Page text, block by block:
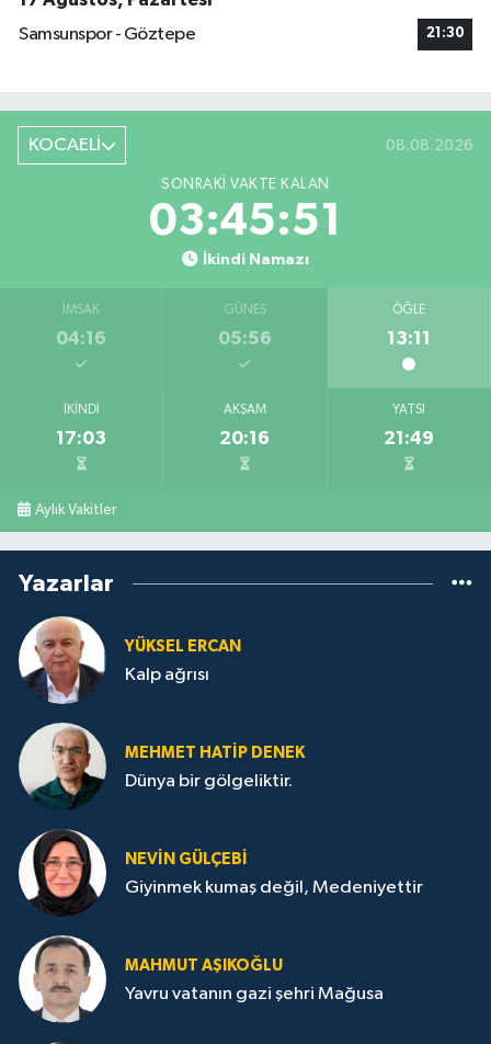
Samsunspor - Göztepe
21:30
KOCAELİ 08.08.2026
SONRAKI VAKTE KALAN
03:45:50
İkindi Namazı
İMSAK
04:16
GÜNEŞ
05:56
ÖĞLE
13:11
İKINDI
17:03
AKŞAM
20:16
YATSI
21:49
Aylık Vakitler
Yazarlar
YÜKSEL ERCAN
Kalp ağrısı
MEHMET HATİP DENEK
Dünya bir gölgeliktir.
NEVİN GÜLÇEBİ
Giyinmek kumaş değil, Medeniyettir
MAHMUT AŞIKOĞLU
Yavru vatanın gazi şehri Mağusa